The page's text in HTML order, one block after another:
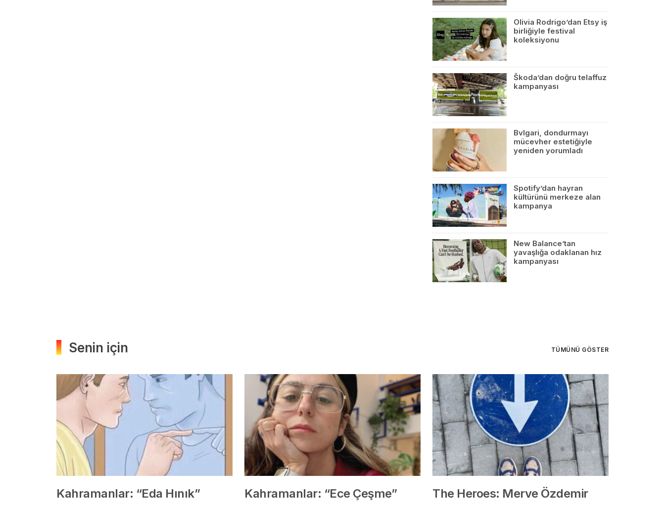
Olivia Rodrigo’dan Etsy iş
birliğiyle festival
koleksiyonu
Škoda’dan doğru telaffuz
kampanyası
Bvlgari, dondurmayı
mücevher estetiğiyle
yeniden yorumladı
Spotify’dan hayran
kültürünü merkeze alan
kampanya
New Balance’tan
yavaşlığa odaklanan hız
kampanyası
Senin için TÜMÜNÜ GÖSTER
Kahramanlar: “Eda Hınık” Kahramanlar: “Ece Çeşme” The Heroes: Merve Özdemir